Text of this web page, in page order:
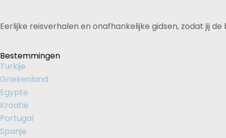
Eerlijke reisverhalen en onafhankelijke gidsen, zodat jij
Bestemmingen
Turkije
Griekenland
Egypte
Kroatië
Portugal
Spanje